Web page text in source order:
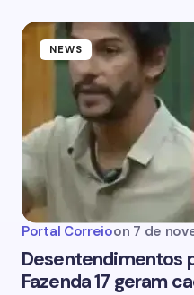
NEWS
Portal Correioon 7 de
Desentendimentos
Fazenda 17 geram